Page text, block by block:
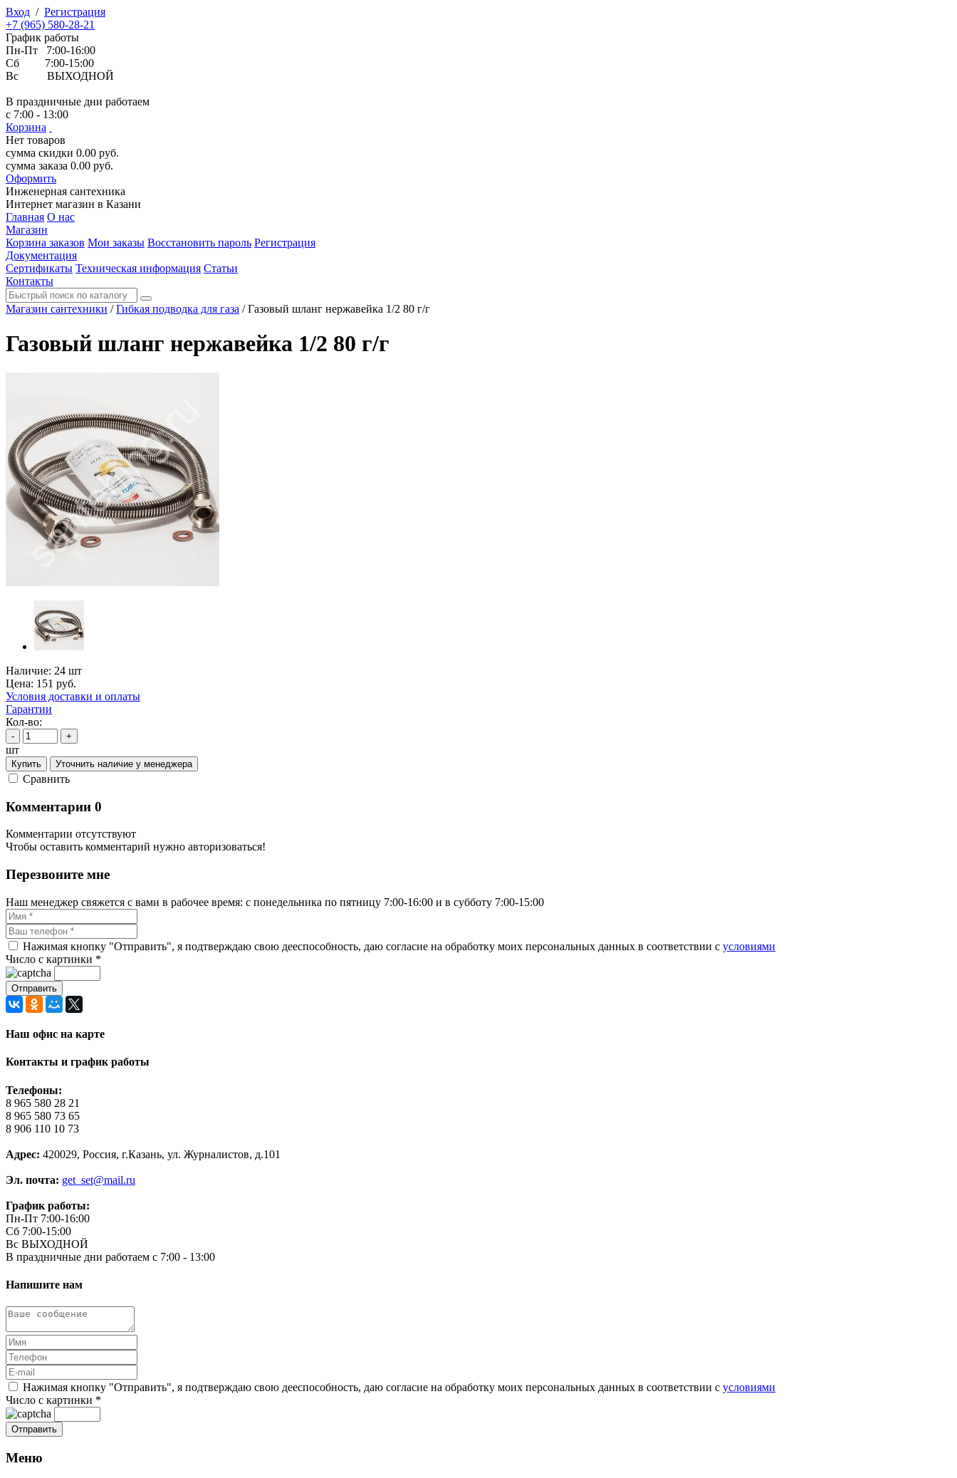
Вход / Регистрация
+7 (965) 580-28-21
График работы
Пн-Пт 7:00-16:00
Сб 7:00-15:00
Вс ВЫХОДНОЙ
В праздничные дни работаем
с 7:00 - 13:00
Корзина
Нет товаров
сумма скидки 0.00 руб.
сумма заказа 0.00 руб.
Оформить
Инженерная сантехника
Интернет магазин в Казани
Главная О нас
Магазин
Корзина заказов Мои заказы Восстановить пароль Регистрация
Документация
Сертификаты Техническая информация Статьи
Контакты
Магазин сантехники / Гибкая подводка для газа / Газовый шланг нержавейка 1/2 80 г/г
Газовый шланг нержавейка 1/2 80 г/г
Наличие: 24 шт
Цена: 151 руб.
Условия доставки и оплаты
Гарантии
Кол-во:
- +
шт
Купить Уточнить наличие у менеджера
Cравнить
Комментарии 0
Комментарии отсутствуют
Чтобы оставить комментарий нужно авторизоваться!
Перезвоните мне
Наш менеджер свяжется с вами в рабочее время: с понедельника по пятницу 7:00-16:00 и в субботу 7:00-15:00
Нажимая кнопку "Отправить", я подтверждаю свою дееспособность, даю согласие на обработку моих персональных данных в соответствии с условиями
Число с картинки *
Наш офис на карте
Контакты и график работы
Телефоны:
8 965 580 28 21
8 965 580 73 65
8 906 110 10 73
Адрес: 420029, Россия, г.Казань, ул. Журналистов, д.101
Эл. почта: get_set@mail.ru
График работы:
Пн-Пт 7:00-16:00
Сб 7:00-15:00
Вс ВЫХОДНОЙ
В праздничные дни работаем с 7:00 - 13:00
Напишите нам
Нажимая кнопку "Отправить", я подтверждаю свою дееспособность, даю согласие на обработку моих персональных данных в соответствии с условиями
Число с картинки *
Меню